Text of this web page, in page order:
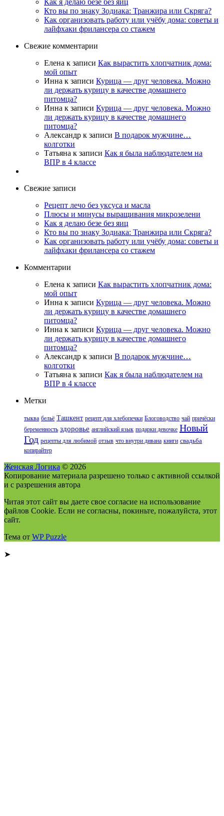
Как я делаю безе без яиц
Кто вы по знаку Зодиака: Транжира или Скряга?
Как организовать работу или учёбу дома: советы и
лайфхаки фрилансера со стажем
Свежие комментарии
Елена к записи Как вырастить хлопчатник дома:
мой опыт
Инна к записи Курица — друг человека. Можно
ли держать курицу в качестве домашнего
питомца?
Инна к записи Курица — друг человека. Можно
ли держать курицу в качестве домашнего
питомца?
Александр к записи В подарок мужчине…
колготки
Татьяна к записи Как я была наблюдателем на
ВПР в 4 классе
Свежие записи
Рецепт лечо без уксуса и масла
Плюсы и минусы выращивания микрозелени
Как я делаю безе без яиц
Кто вы по знаку Зодиака: Транжира или Скряга?
Как организовать работу или учёбу дома: советы и
лайфхаки фрилансера со стажем
Комментарии
Елена к записи Как вырастить хлопчатник дома:
мой опыт
Инна к записи Курица — друг человека. Можно
ли держать курицу в качестве домашнего
питомца?
Инна к записи Курица — друг человека. Можно
ли держать курицу в качестве домашнего
питомца?
Александр к записи В подарок мужчине…
колготки
Татьяна к записи Как я была наблюдателем на
ВПР в 4 классе
Метки
тыква бельё Ташкент рецепт для хлебопечки Блоговодство чай причёски
беременность здоровье английский язык подарки девочке Новый
Год рецепты для любимой отзыв что внутри дивана книги свадьба
копирайтер
Женская Логика © 2026
Копирование материала разрешено только с активной ссылкой
и с разрешения автора
Читая этот сайт вы даете свое согласие на использование
файлов Cookie. Если не согласны, покиньте, пожалуйста, этот
сайт.
Тема от WP Puzzle
➤